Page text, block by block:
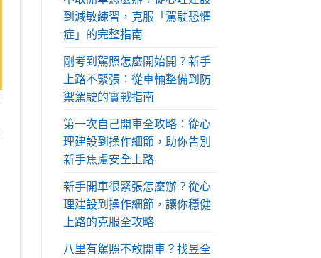
到減敏練習，克服「駕駛恐懼
症」的完整指南
剛考到駕照怎麼開始開？新手
上路不緊張：從車輛整備到防
禦駕駛的實戰指南
第一次自己開車全攻略：從心
理建設到操作細節，助你告別
新手焦慮安全上路
新手開車很緊張怎麼辦？從心
理建設到操作細節，讓你穩健
上路的克服全攻略
八里有駕照不敢開車？找昱全